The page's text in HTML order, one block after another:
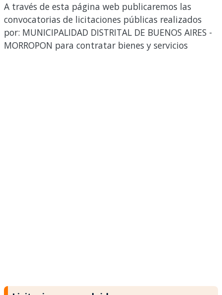
A través de esta página web publicaremos las
convocatorias de licitaciones públicas realizados
por: MUNICIPALIDAD DISTRITAL DE BUENOS AIRES -
MORROPON para contratar bienes y servicios